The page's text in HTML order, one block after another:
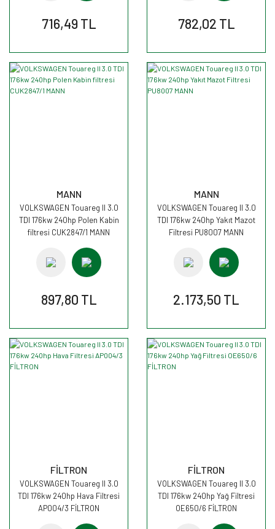
716,49 TL 782,02 TL
MANN
VOLKSWAGEN Touareg II 3.0
TDI 176kw 240hp Polen Kabin
filtresi CUK2847/1 MANN
897,80 TL
MANN
VOLKSWAGEN Touareg II 3.0
TDI 176kw 240hp Yakıt Mazot
Filtresi PU8007 MANN
2.173,50 TL
FİLTRON
VOLKSWAGEN Touareg II 3.0
TDI 176kw 240hp Hava Filtresi
AP004/3 FİLTRON
FİLTRON
VOLKSWAGEN Touareg II 3.0
TDI 176kw 240hp Yağ Filtresi
OE650/6 FİLTRON